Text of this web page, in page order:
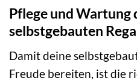
Pflege und Wartung
selbstgebauten
Damit deine
Freude bereiten, ist die